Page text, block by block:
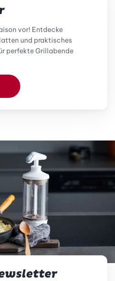
vor! Entdecke
und praktisches
perfekte Grillabende